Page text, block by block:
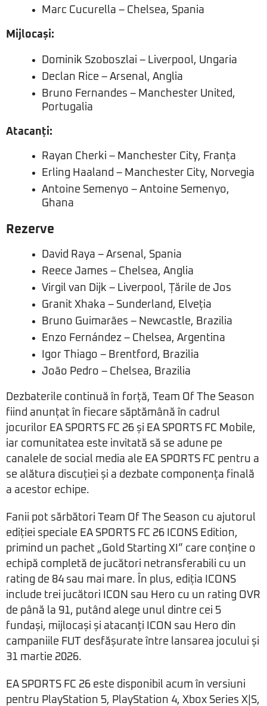
Marc Cucurella – Chelsea, Spania
Mijlocași:
Dominik Szoboszlai – Liverpool, Ungaria
Declan Rice – Arsenal, Anglia
Bruno Fernandes – Manchester United,
Portugalia
Atacanți:
Rayan Cherki – Manchester City, Franța
Erling Haaland – Manchester City, Norvegia
Antoine Semenyo – Antoine Semenyo,
Ghana
Rezerve
David Raya – Arsenal, Spania
Reece James – Chelsea, Anglia
Virgil van Dijk – Liverpool, Țările de Jos
Granit Xhaka – Sunderland, Elveția
Bruno Guimarães – Newcastle, Brazilia
Enzo Fernández – Chelsea, Argentina
Igor Thiago – Brentford, Brazilia
João Pedro – Chelsea, Brazilia
Dezbaterile continuă în forță, Team Of The Season
fiind anunțat în fiecare săptămână în cadrul
jocurilor EA SPORTS FC 26 și EA SPORTS FC Mobile,
iar comunitatea este invitată să se adune pe
canalele de social media ale EA SPORTS FC pentru a
se alătura discuției și a dezbate componența finală
a acestor echipe.
Fanii pot sărbători Team Of The Season cu ajutorul
ediției speciale EA SPORTS FC 26 ICONS Edition,
primind un pachet „Gold Starting XI” care conține o
echipă completă de jucători netransferabili cu un
rating de 84 sau mai mare. În plus, ediția ICONS
include trei jucători ICON sau Hero cu un rating OVR
de până la 91, putând alege unul dintre cei 5
fundași, mijlocași și atacanți ICON sau Hero din
campaniile FUT desfășurate între lansarea jocului și
31 martie 2026.
EA SPORTS FC 26 este disponibil acum în versiuni
pentru PlayStation 5, PlayStation 4, Xbox Series X|S,